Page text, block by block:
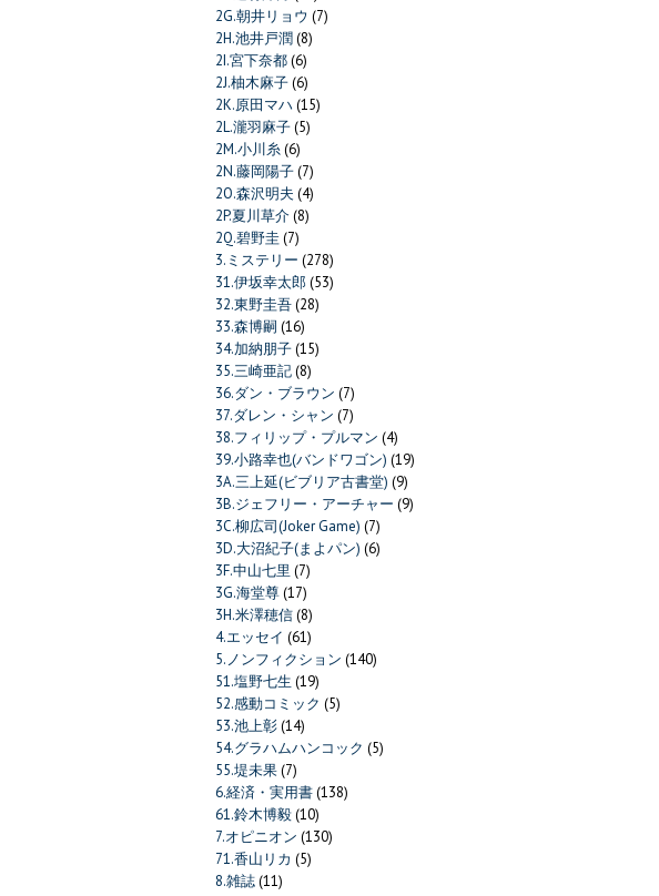
2G.朝井リョウ (7)
2H.池井戸潤(8)
2I.宮下奈都(6)
2J.柚木麻子(6)
2K.原田マハ (15)
2L.瀧羽麻子(5)
2M.小川糸(6)
2N.藤岡陽子(7)
2O.森沢明夫 (4)
2P.夏川草介(8)
2Q.碧野圭(7)
3.ミステリー (278)
31.伊坂幸太郎(53)
32.東野圭吾(28)
33.森博嗣 (16)
34.加納朋子(15)
35.三崎亜記(8)
36.ダン・ブラウン (7)
37.ダレン・シャン (7)
38.フィリップ・プルマン (4)
39.小路幸也(バンドワゴン) (19)
3A.三上延(ビブリア古書堂) (9)
3B.ジェフリー・アーチャー (9)
3C.柳広司(Joker Game) (7)
3D.大沼紀子(まよパン) (6)
3F.中山七里 (7)
3G.海堂尊(17)
3H.米澤穂信(8)
4.エッセイ (61)
5.ノンフィクション (140)
51.塩野七生 (19)
52.感動コミック (5)
53.池上彰(14)
54.グラハムハンコック (5)
55.堤未果(7)
6.経済・実用書(138)
61.鈴木博毅(10)
7.オピニオン (130)
71.香山リカ (5)
8.雑誌(11)